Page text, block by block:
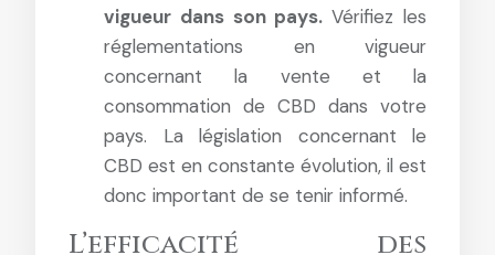
vigueur dans son pays.Vérifiez les
réglementations en vigueur
concernant la vente et la
consommation de CBD dans votre
pays. La législation concernant le
CBD est en constante évolution, il est
donc important de se tenir informé.
L’efficacité des